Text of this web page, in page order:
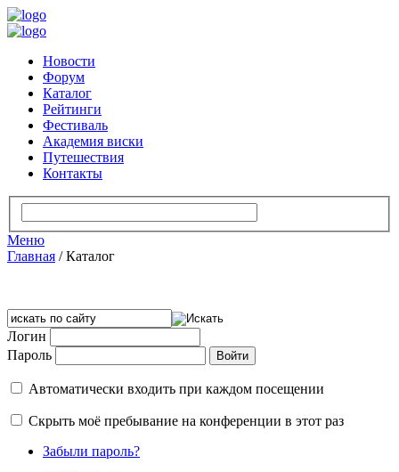
Новости
Форум
Каталог
Рейтинги
Фестиваль
Академия виски
Путешествия
Контакты
Меню
Главная /Каталог
Логин
Пароль
Автоматически входить при каждом посещении
Скрыть моё пребывание на конференции в этот раз
Забыли пароль?